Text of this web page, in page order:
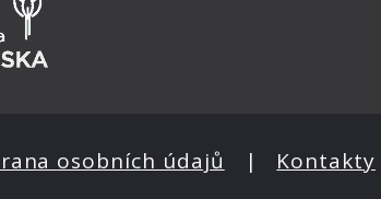
osobních údajů | Kontakty